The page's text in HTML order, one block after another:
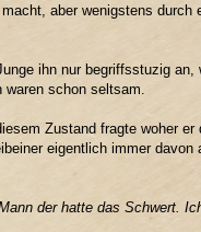
aber wenigstens
ihn nur begriffsstuzig
schon seltsam.
Zustand fragte woher
eigentlich immer
der hatte das Schwert.